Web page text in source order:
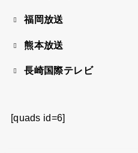
福岡放送
熊本放送
長崎国際テレビ
[quads id=6]